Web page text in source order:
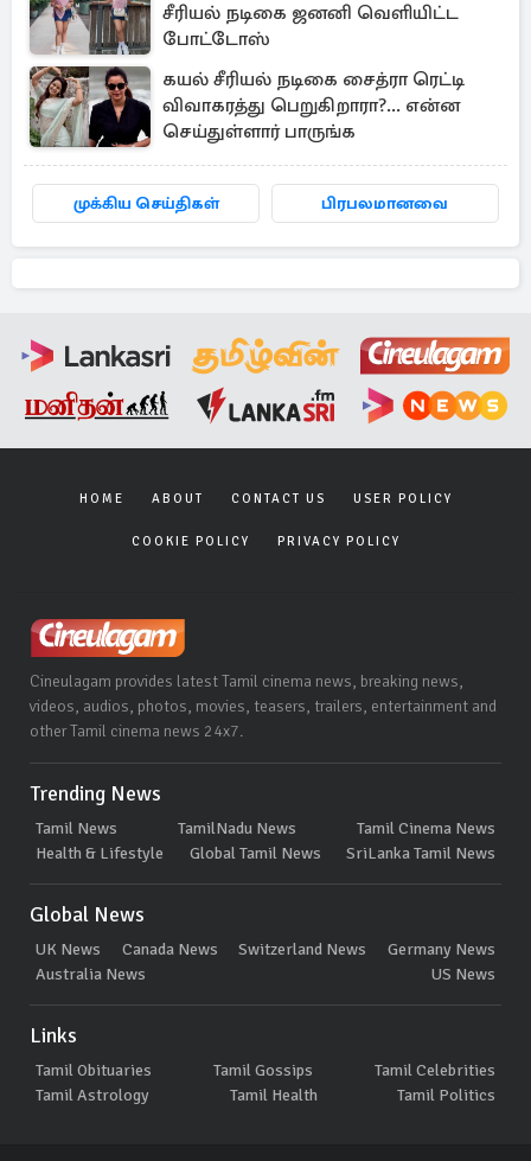
சீரியல் நடிகை ஜனனி வெளியிட்ட
போட்டோஸ்
கயல் சீரியல் நடிகை சைத்ரா ரெட்டி
விவாகரத்து பெறுகிறாரா?... என்ன
செய்துள்ளார் பாருங்க
முக்கிய செய்திகள் பிரபலமானவை
HOME ABOUT CONTACT US USER POLICY
COOKIE POLICY PRIVACY POLICY
Cineulagam provides latest Tamil cinema news, breaking news,
videos, audios, photos, movies, teasers, trailers, entertainment and
other Tamil cinema news 24x7.
Trending News
Tamil News TamilNadu News
Tamil Cinema News
Health & Lifestyle
Global Tamil News SriLanka Tamil News
Global News
UK News Canada News Switzerland News
Germany News
Australia News
US News
Links
Tamil Obituaries Tamil Gossips
Tamil Celebrities
Tamil Astrology
Tamil Health Tamil Politics